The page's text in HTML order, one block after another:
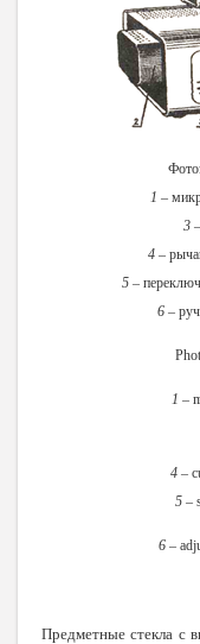
1 –
3
4 –
5 –
6–
1 –
4 –
5–
6–
Предметные стекла с